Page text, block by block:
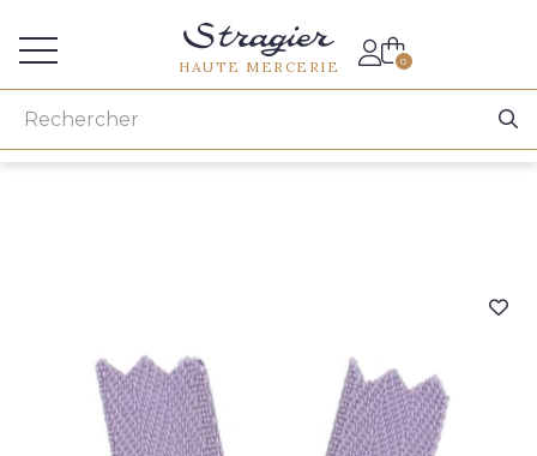
HAUTE MERCERIE 0